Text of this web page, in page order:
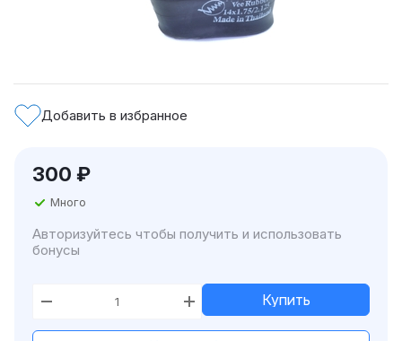
Добавить в избранное
300 ₽
Много
Авторизуйтесь чтобы получить и использовать
бонусы
Купить